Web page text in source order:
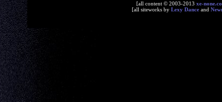
[all content © 2003-2013 xe-
[all siteworks by Lexy Danceand